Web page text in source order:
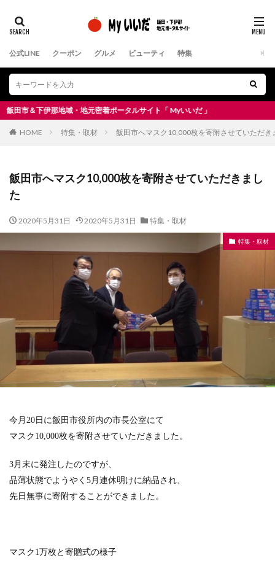
公式LINE クーポン グルメ ビューティ 特集
＆下伊那地域・地元密着ポータルサイト「 Myいいだ 」
HOME 特集・取材 飯田市へマスク10,000枚を寄附させていただき
飯田市へマスク10,000枚を寄附させていただきまし
た
2020年5月31日 2020年5月31日 特集・取材
特集・取材
今月20日に飯田市役所内の市長公室にて
マスク10,000枚を寄附させていただきました。
3月末に発注したのですが、
品薄状態でようやく5月連休明けに納品され、
先日無事に寄附することができました。
マスク1万枚と寄贈式の様子